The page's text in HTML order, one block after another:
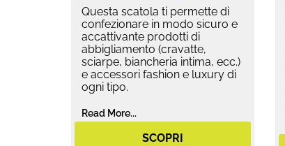
Questa scatola ti permette di
confezionare in modo sicuro e
accattivante prodotti di
abbigliamento (cravatte,
sciarpe, biancheria intima, ecc.)
e accessori fashion e luxury di
ogni tipo.
Read More...
SCOPRI